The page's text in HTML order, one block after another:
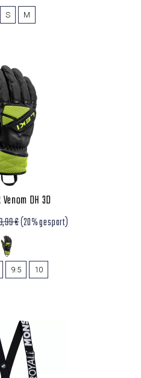
S M
Venom DH 3D
€(20% gespart)
9.5 10